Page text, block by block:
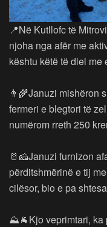
📍Në Kutllofc të
njoha nga afër me
kështu këtë të diel me
👨‍🌾Januzi mishëron
fermeri e blegtori të
numërom rreth 250
🥛🧀Januzi furnizon
përditshmërinë e tij
cilësor, bio e pa
⛰🐐Kjo veprimtari, ka